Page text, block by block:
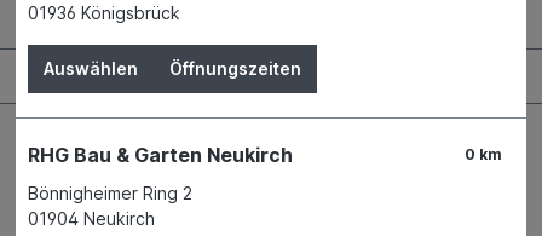
Bauen & Renovieren
Garten & Landschaftsbau
01936 Königsbrück
Auswählen Öffnungszeiten
0 km
RHG Bau & Garten Neukirch
Bönnigheimer Ring 2
01904 Neukirch